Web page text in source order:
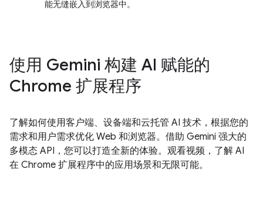
能无缝嵌入到浏览器中。
使用 Gemini 构建 AI 赋能的
Chrome 扩展程序
了解如何使用客户端、设备端和云托管 AI 技术，根据您的
需求和用户需求优化 Web 和浏览器。借助 Gemini 强大的
多模态 API，您可以打造全新的体验。观看视频，了解 AI
在 Chrome 扩展程序中的应用场景和无限可能。